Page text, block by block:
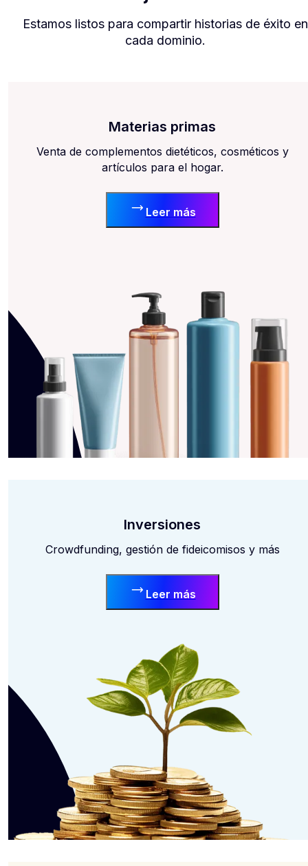
Estamos listos para compartir historias de éxito en
cada dominio.
Materias primas
Venta de complementos dietéticos, cosméticos y
artículos para el hogar.
Leer más
Inversiones
Crowdfunding, gestión de fideicomisos y más
Leer más